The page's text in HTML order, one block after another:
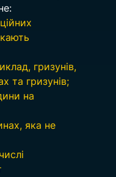
гризунів,
та гризунів;
на
яка не